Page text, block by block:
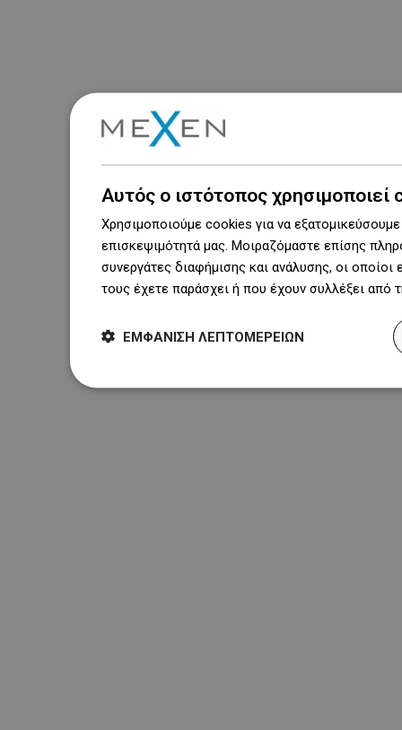
Αυτός ο ιστότοπος χρησιμοποιεί
Χρησιμοποιούμε cookies για να
επισκεψιμότητά μας. Μοιραζόμαστε επίσης
συνεργάτες διαφήμισης και ανάλυσης, οι
τους έχετε παράσχει ή που έχουν συλλέξει
ΕΜΦΆΝΙΣΗ ΛΕΠΤΟΜΕΡΕΙΏΝ